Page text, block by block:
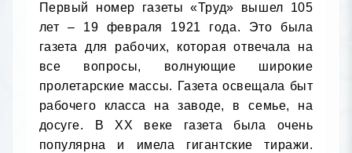
Первый номер газеты «Труд» вышел 105
лет – 19 февраля 1921 года. Это была
газета для рабочих, которая отвечала на
все вопросы, волнующие широкие
пролетарские массы. Газета освещала быт
рабочего класса на заводе, в семье, на
досуге. В XX веке газета была очень
популярна и имела гигантские тиражи.